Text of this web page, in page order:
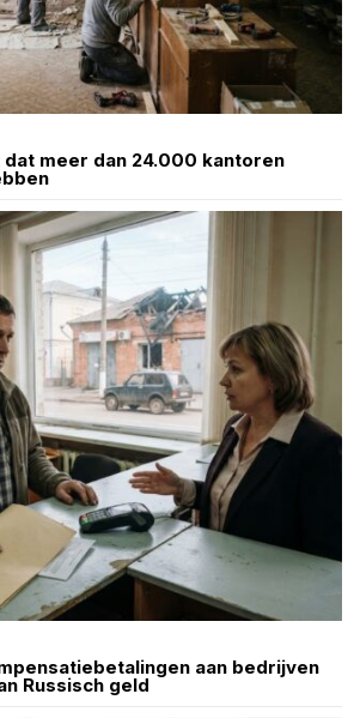
dat meer dan 24.000 kantoren
aan bedrijven
Russisch geld